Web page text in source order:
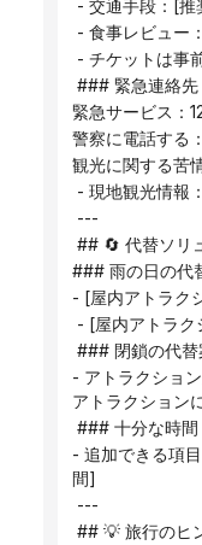
- 交通手段：[推
- 食事レビュー
- チケットは事
### 緊急連絡先
緊急サービス：
警察に電話する
観光に関する苦
- 現地観光情報
---
## 🔄 代替ソリ
### 雨の日の代
- [屋内アトラク
- [屋内アトラ
### 閉鎖の代替
- アトラクショ
アトラクション
### 十分な時間
- 追加できる項
間]
---
## 💡 旅行のヒ